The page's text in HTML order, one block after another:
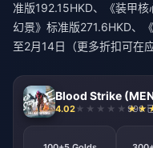
准版192.15HKD、《装甲
幻景》标准版271.6HKD、
至2月14日（更多折扣可在
Blood Strike
4.02 990